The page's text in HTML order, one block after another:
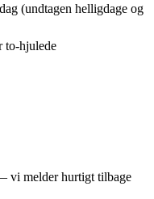
(undtagen helligdage og
to-hjulede
vi melder hurtigt tilbage